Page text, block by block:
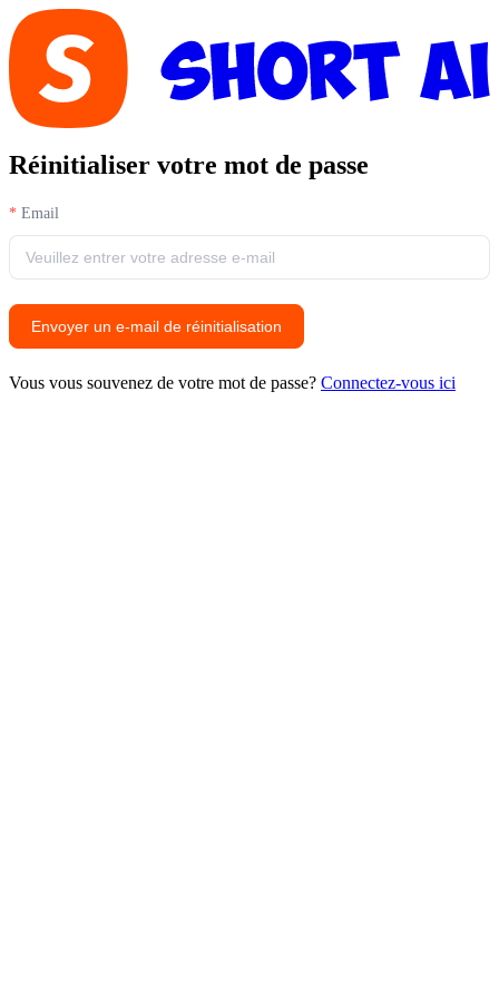
Réinitialiser votre mot de passe
Email
Envoyer un e-mail de réinitialisation
Vous vous souvenez de votre mot de passe? Connectez-vous ici